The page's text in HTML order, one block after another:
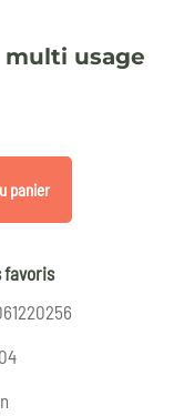
multi usage
panier
favoris